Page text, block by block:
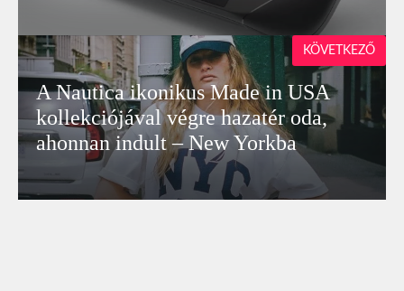
A Nautica ikonikus Made in USA
kollekciójával végre hazatér oda,
ahonnan indult – New Yorkba
KÖVETKEZŐ